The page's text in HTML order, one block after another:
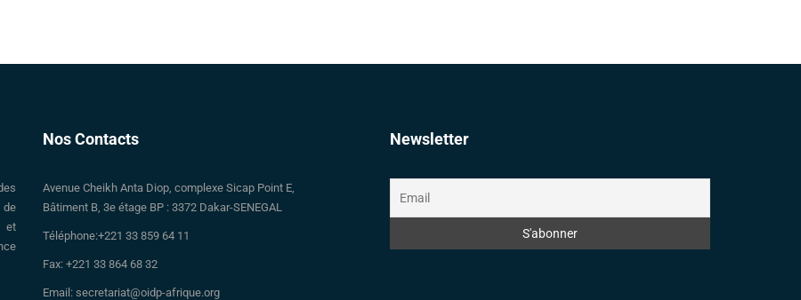
de
et
Nos Contacts
Avenue Cheikh Anta Diop, complexe Sicap Point E,
Bâtiment B, 3e étage BP : 3372 Dakar-SENEGAL
Téléphone:+221 33 859 64 11
Fax: +221 33 864 68 32
Email: secretariat@oidp-afrique.org
Newsletter